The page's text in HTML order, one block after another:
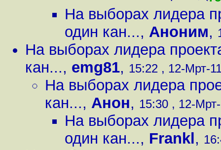
На выборах лидера
один кан..., Аноним,
На выборах лидера
кан..., emg81, 15:22 , 12-Мрт-
На выборах лидера
кан..., Анон, 15:30 , 12-
На выборах лидера
один кан..., Frankl ,